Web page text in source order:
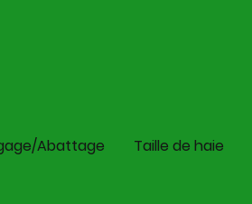
Abattage Taille de haie